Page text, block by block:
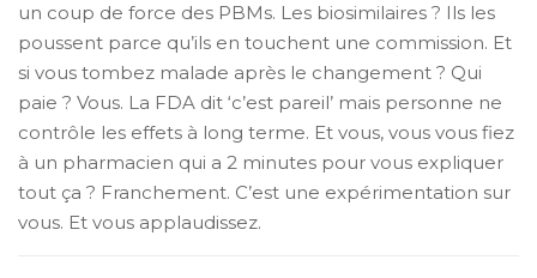
un coup de force des PBMs. Les biosimilaires ? Ils les
poussent parce qu’ils en touchent une commission. Et
si vous tombez malade après le changement ? Qui
paie ? Vous. La FDA dit ‘c’est pareil’ mais personne ne
contrôle les effets à long terme. Et vous, vous vous fiez
à un pharmacien qui a 2 minutes pour vous expliquer
tout ça ? Franchement. C’est une expérimentation sur
vous. Et vous applaudissez.